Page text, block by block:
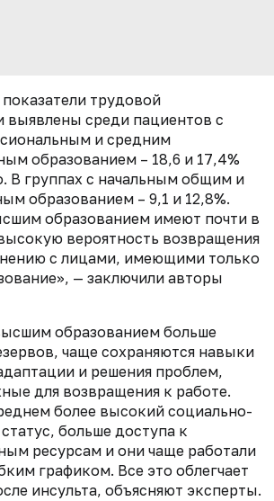
трудовой
выявлены среди пациентов с
и средним
образованием – 18,6 и 17,4%
В группах с начальным общим и
образованием – 9,1 и 12,8%.
образованием имеют почти в
вероятность возвращения
с лицами, имеющими только
— заключили авторы
образованием больше
чаще сохраняются навыки
и решения проблем,
для возвращения к работе.
более высокий социально-
больше доступа к
ресурсам и они чаще работали
графиком. Все это облегчает
инсульта, объясняют эксперты.